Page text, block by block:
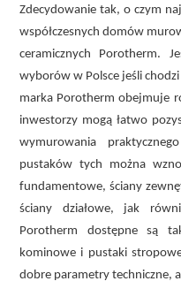
Zdecydowanie tak, o czym
współczesnych domów
ceramicznych Porotherm.
wyborów w Polsce jeśli
marka Porotherm obejmuje
inwestorzy mogą łatwo
wymurowania
pustaków tych można
fundamentowe, ściany
ściany działowe, jak
Porotherm dostępne są
kominowe i pustaki
dobre parametry techniczne,